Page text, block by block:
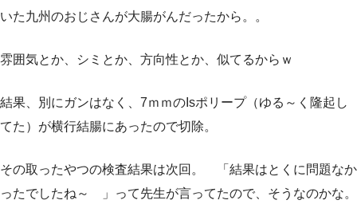
いた九州のおじさんが大腸がんだったから。。
雰囲気とか、シミとか、方向性とか、似てるからｗ
結果、別にガンはなく、7ｍｍのIsポリープ（ゆる～く隆起し
てた）が横行結腸にあったので切除。
その取ったやつの検査結果は次回。 「結果はとくに問題なか
ったでしたね～ 」って先生が言ってたので、そうなのかな。